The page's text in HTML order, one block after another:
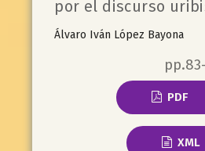
por el discurso
Álvaro Iván López Bayona
PDF
XML